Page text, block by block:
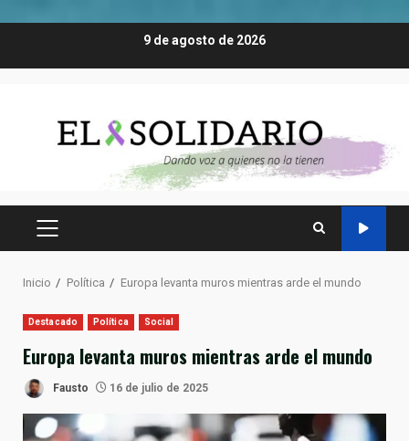
9 de agosto de 2026
MENÚ
Inicio Política Europa levanta muros mientras arde el mundo
Destacado Política Social
Europa levanta muros mientras arde el mundo
Fausto 16 de julio de 2025